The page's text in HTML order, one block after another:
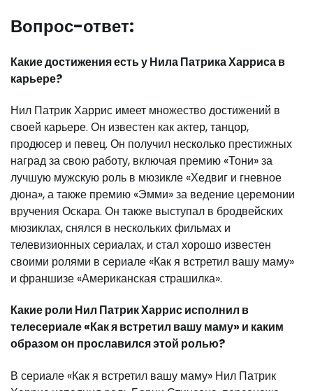
Вопрос-ответ:
Какие достижения есть у Нила Патрика Харриса в
карьере?
Нил Патрик Харрис имеет множество достижений в
своей карьере. Он известен как актер, танцор,
продюсер и певец. Он получил несколько престижных
наград за свою работу, включая премию «Тони» за
лучшую мужскую роль в мюзикле «Хедвиг и гневное
дюна», а также премию «Эмми» за ведение церемонии
вручения Оскара. Он также выступал в бродвейских
мюзиклах, снялся в нескольких фильмах и
телевизионных сериалах, и стал хорошо известен
своими ролями в сериале «Как я встретил вашу маму»
и франшизе «Американская страшилка».
Какие роли Нил Патрик Харрис исполнил в
телесериале «Как я встретил вашу маму» и каким
образом он прославился этой ролью?
В сериале «Как я встретил вашу маму» Нил Патрик